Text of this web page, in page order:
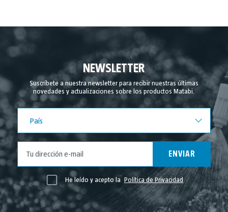
NEWSLETTER
Suscríbete a nuestra newsletter para recibir nuestras últimas
novedades y actualizaciones sobre los productos Matabi.
País
ENVIAR
He leído y acepto la Política de Privacidad